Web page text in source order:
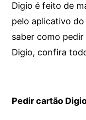
Digio é feito de
pelo aplicativo
saber como
Digio, confira
Pedir cartão